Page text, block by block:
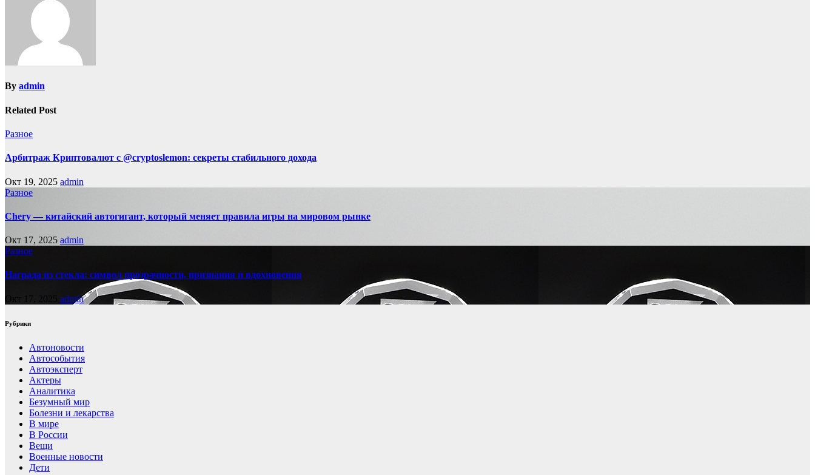
By admin
Related Post
Разное
Арбитраж Криптовалют с @cryptoslemon: секреты стабильного дохода
Окт 19, 2025 admin
Разное
Chery — китайский автогигант, который меняет правила игры на мировом рынке
Окт 17, 2025 admin
Разное
Награда из стекла: символ прозрачности, признания и вдохновения
Окт 17, 2025 admin
Рубрики
Автоновости
Автособытия
Автоэксперт
Актеры
Аналитика
Безумный мир
Болезни и лекарства
В мире
В России
Вещи
Военные новости
Дети